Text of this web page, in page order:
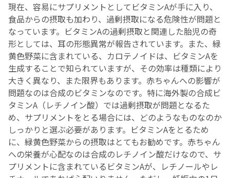
現在、容易にサプリメントとしてビタミンAが手に入り、
食品からの摂取も加わり、過剰摂取になる危険性が問題と
なっています。ビタミンAの過剰摂取と関連した胎児の奇
形としては、耳の形態異常が報告されています。また、緑
黄色野菜に含まれている、カロテノイドは、ビタミンAを
生成することで知られていますが、その効率は種類により
大きく異なり、また限界もあります。赤ちゃんへの影響が
問題なのは合成のビタミンなのです。特に海外製の合成ビ
タミンA（レチノイン酸）では過剰摂取が問題となるた
め、サプリメントをとる場合には、どのようなものなのか
しっかりと選ぶ必要があります。ビタミンAをとるため
に、緑黄色野菜からの摂取はとてもお勧めです。赤ちゃん
への栄養が心配なのは合成のレチノイン酸だけなので、サ
プリメントに含まれているビタミンAが、レチノールやレ